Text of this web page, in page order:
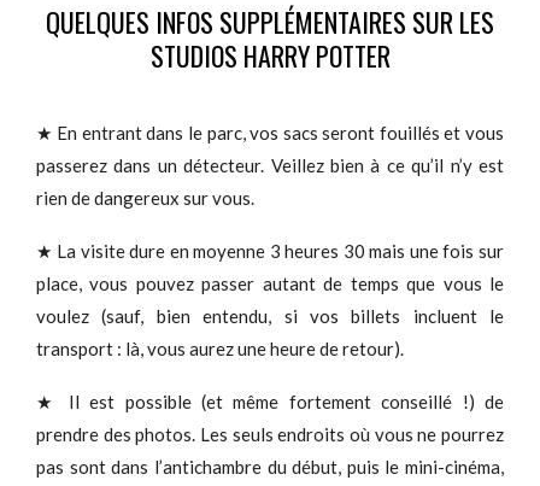
QUELQUES INFOS SUPPLÉMENTAIRES SUR LES
STUDIOS HARRY POTTER
★ En entrant dans le parc, vos sacs seront fouillés et vous
passerez dans un détecteur. Veillez bien à ce qu’il n’y est
rien de dangereux sur vous.
★ La visite dure en moyenne 3 heures 30 mais une fois sur
place, vous pouvez passer autant de temps que vous le
voulez (sauf, bien entendu, si vos billets incluent le
transport : là, vous aurez une heure de retour).
★ Il est possible (et même fortement conseillé !) de
prendre des photos. Les seuls endroits où vous ne pourrez
pas sont dans l’antichambre du début, puis le mini-cinéma,